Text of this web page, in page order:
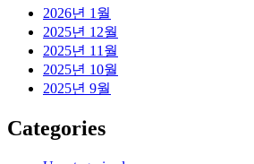
2026년 1월
2025년 12월
2025년 11월
2025년 10월
2025년 9월
Categories